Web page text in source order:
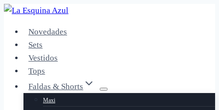
Saltar
contenidoNovedades
Sets
Vestidos
Tops
Faldas & Shorts
Maxi